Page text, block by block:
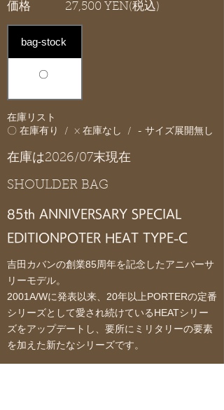
価格
27,500 YEN(税込)
bag-stock
〇
在庫リスト
〇 在庫有り / × 在庫なし / - サイズ展開無し
在庫は2026/07末現在
SHOULDER BAG
85th ANNIVERSARY SPECIAL
EDITION POTER HEAT TYPE-C
吉田カバンの創業85周年を記念したアニバーサ
リーモデル。
2001A/Wに発表以来、20年以上PORTERの定番
シリーズとして愛され続けているHEATシリー
ズをアップデートし、要所にミリタリーの要素
を加えた新たなシリーズです。